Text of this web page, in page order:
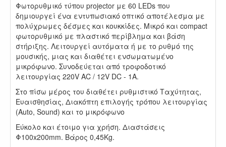
Φωτορυθμικό τύπου projector με 60 LEDs που
δημιουργεί ένα εντυπωσιακό οπτικό αποτέλεσμα με
πολύχρωμες δέσμες και κουκκίδες. Μικρό και compact
φωτορυθμικό με πλαστικό περίβλημα και βάση
στήριξης. Λειτουργεί αυτόματα ή με το ρυθμό της
μουσικής, μιας και διαθέτει ενσωματωμένο
μικρόφωνο. Συνοδεύεται από τροφοδοτικό
λειτουργίας 220V AC / 12V DC - 1A.
Στο πίσω μέρος του διαθέτει ρυθμιστικό Ταχύτητας,
Ευαισθησίας, Διακόπτη επιλογής τρόπου λειτουργίας
(Auto, Sound) και το μικρόφωνο
Εύκολο και έτοιμο για χρήση. Διαστάσεις
Φ100x200mm. Βάρος 0,45Kg.